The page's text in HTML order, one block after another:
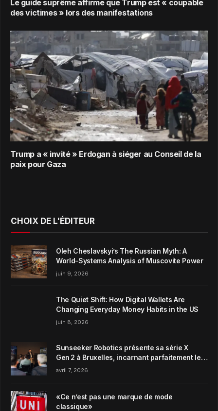
Le guide suprême affirme que Trump est « coupable
des victimes » lors des manifestations
Trump a « invité » Erdogan à siéger au Conseil de la
paix pour Gaza
CHOIX DE L'ÉDITEUR
Oleh Cheslavskyi’s The Russian Myth: A
World-Systems Analysis of Muscovite Power
juin 9, 2026
The Quiet Shift: How Digital Wallets Are
Changing Everyday Money Habits in the US
juin 8, 2026
Sunseeker Robotics présente sa série X
Gen 2 à Bruxelles, incarnant parfaitement le
concept de Garden Harmony de la marque
avril 7, 2026
«Ce n’est pas une marque de mode
classique»